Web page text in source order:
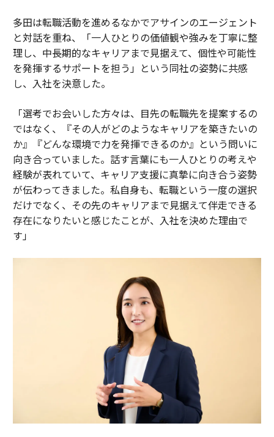
多田は転職活動を進めるなかでアサインのエージェント
と対話を重ね、「一人ひとりの価値観や強みを丁寧に整
理し、中長期的なキャリアまで見据えて、個性や可能性
を発揮するサポートを担う」という同社の姿勢に共感
し、入社を決意した。
「選考でお会いした方々は、目先の転職先を提案するの
ではなく、『その人がどのようなキャリアを築きたいの
か』『どんな環境で力を発揮できるのか』という問いに
向き合っていました。話す言葉にも一人ひとりの考えや
経験が表れていて、キャリア支援に真摯に向き合う姿勢
が伝わってきました。私自身も、転職という一度の選択
だけでなく、その先のキャリアまで見据えて伴走できる
存在になりたいと感じたことが、入社を決めた理由で
す」